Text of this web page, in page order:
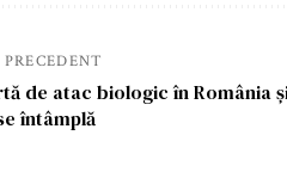
de atac biologic în România
întâmplă